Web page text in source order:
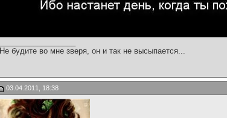
Не будите во мне зверя, он и так не высыпается...
03.04.2011, 18:38